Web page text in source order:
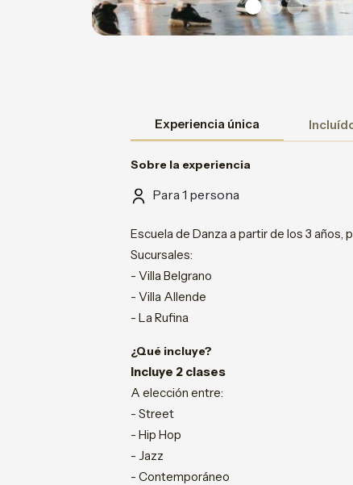
Experiencia única
Sobre la experiencia
Para 1 persona
Escuela de Danza a partir de los 3 años,
Sucursales:
- Villa Belgrano
- Villa Allende
- La Rufina
¿Qué incluye?
Incluye 2 clases
A elección entre:
- Street
- Hip Hop
- Jazz
- Contemporáneo